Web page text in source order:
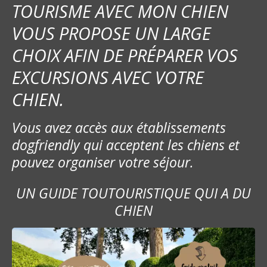
d
e
s
m
e
s
s
a
e
TOURISME AVEC MON CHIEN
VOUS PROPOSE UN LARGE
CHOIX AFIN DE PRÉPARER VOS
EXCURSIONS AVEC VOTRE
CHIEN.
Vous avez accès aux établissements
dogfriendly qui acceptent les chiens et
pouvez organiser votre séjour.
UN GUIDE TOUTOURISTIQUE QUI A DU
CHIEN